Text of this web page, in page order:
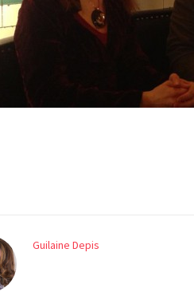
Guilaine Depis